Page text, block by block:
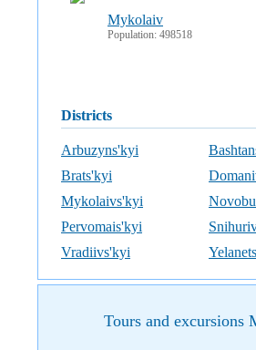
Mykolaiv
Population: 498518
districts
Arbuzyns'kyi
Brats'kyi
Mykolaivs'kyi
Pervomais'kyi
Vradiivs'kyi
Tours and excursions